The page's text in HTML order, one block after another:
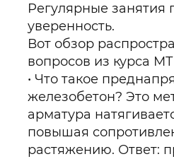
Регулярные занятия
уверенность.
Вот обзор
вопросов из курса
Что такое
железобетон? Это
арматура
повышая
растяжению. Ответ: